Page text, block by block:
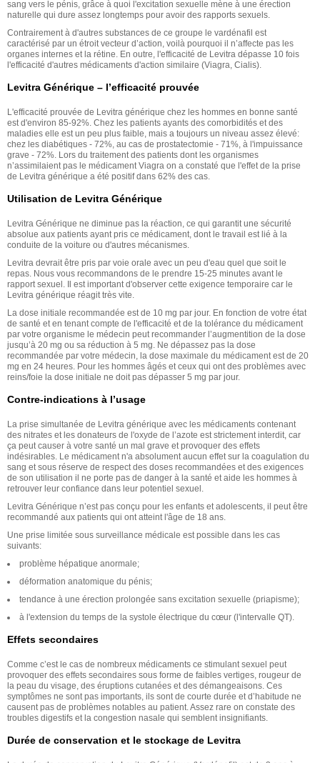
sang vers le pénis, grâce à quoi l'excitation sexuelle mène à une érection
naturelle qui dure assez longtemps pour avoir des rapports sexuels.
Contrairement à d'autres substances de ce groupe le vardénafil est
caractérisé par un étroit vecteur d’action, voilà pourquoi il n’affecte pas les
organes internes et la rétine. En outre, l'efficacité de Levitra dépasse 10 fois
l'efficacité d'autres médicaments d'action similaire (Viagra, Cialis).
Levitra Générique – l’efficacité prouvée
L'efficacité prouvée de Levitra générique chez les hommes en bonne santé
est d'environ 85-92%. Chez les patients ayants des comorbidités et des
maladies elle est un peu plus faible, mais a toujours un niveau assez élevé:
chez les diabétiques - 72%, au cas de prostatectomie - 71%, à l'impuissance
grave - 72%. Lors du traitement des patients dont les organismes
n’assimilaient pas le médicament Viagra on a constaté que l'effet de la prise
de Levitra générique a été positif dans 62% des cas.
Utilisation de Levitra Générique
Levitra Générique ne diminue pas la réaction, ce qui garantit une sécurité
absolue aux patients ayant pris ce médicament, dont le travail est lié à la
conduite de la voiture ou d'autres mécanismes.
Levitra devrait être pris par voie orale avec un peu d'eau quel que soit le
repas. Nous vous recommandons de le prendre 15-25 minutes avant le
rapport sexuel. Il est important d'observer cette exigence temporaire car le
Levitra générique réagit très vite.
La dose initiale recommandée est de 10 mg par jour. En fonction de votre état
de santé et en tenant compte de l'efficacité et de la tolérance du médicament
par votre organisme le médecin peut recommander l’augmentition de la dose
jusqu’à 20 mg ou sa réduction à 5 mg. Ne dépassez pas la dose
recommandée par votre médecin, la dose maximale du médicament est de 20
mg en 24 heures. Pour les hommes âgés et ceux qui ont des problèmes avec
reins/foie la dose initiale ne doit pas dépasser 5 mg par jour.
Contre-indications à l’usage
La prise simultanée de Levitra générique avec les médicaments contenant
des nitrates et les donateurs de l'oxyde de l’azote est strictement interdit, car
ça peut causer à votre santé un mal grave et provoquer des effets
indésirables. Le médicament n'a absolument aucun effet sur la coagulation du
sang et sous réserve de respect des doses recommandées et des exigences
de son utilisation il ne porte pas de danger à la santé et aide les hommes à
retrouver leur confiance dans leur potentiel sexuel.
Levitra Générique n’est pas conçu pour les enfants et adolescents, il peut être
recommandé aux patients qui ont atteint l'âge de 18 ans.
Une prise limitée sous surveillance médicale est possible dans les cas
suivants:
problème hépatique anormale;
déformation anatomique du pénis;
tendance à une érection prolongée sans excitation sexuelle (priapisme);
à l'extension du temps de la systole électrique du cœur (l'intervalle QT).
Effets secondaires
Comme c’est le cas de nombreux médicaments ce stimulant sexuel peut
provoquer des effets secondaires sous forme de faibles vertiges, rougeur de
la peau du visage, des éruptions cutanées et des démangeaisons. Ces
symptômes ne sont pas importants, ils sont de courte durée et d’habitude ne
causent pas de problèmes notables au patient. Assez rare on constate des
troubles digestifs et la congestion nasale qui semblent insignifiants.
Durée de conservation et le stockage de Levitra